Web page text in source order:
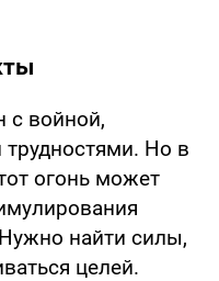
с войной,
Но в
огонь может
найти силы,
целей.